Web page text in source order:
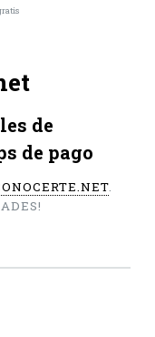
de
de pago
.